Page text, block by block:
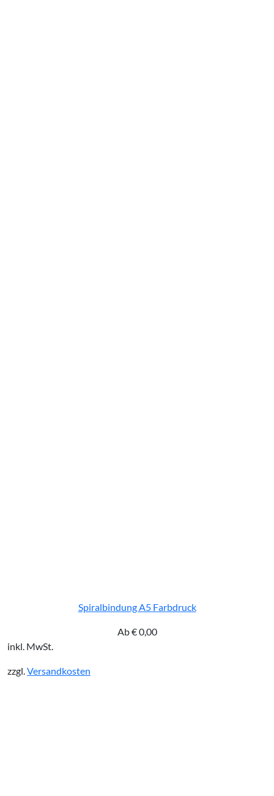
Spiralbindung A5 Farbdruck
Ab€0,00
inkl. MwSt.
zzgl. Versandkosten